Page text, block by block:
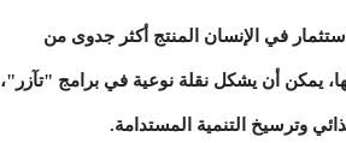
في الإنسان المنتج أكثر جدوى من
يمكن أن يشكل نقلة نوعية في برامج "تآزر"،
وترسيخ التنمية المستدامة.